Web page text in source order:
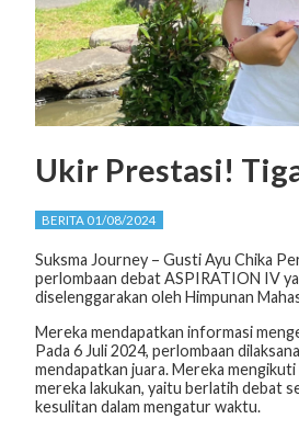
Ukir Prestasi!
BERITA 01/08/2024
Suksma Journey – Gusti Ayu Chika
perlombaan debat ASPIRATION IV
diselenggarakan oleh Himpunan
Mereka mendapatkan informasi
Pada 6 Juli 2024, perlombaan
mendapatkan juara. Mereka
mereka lakukan, yaitu berlatih debat
kesulitan dalam mengatur waktu.